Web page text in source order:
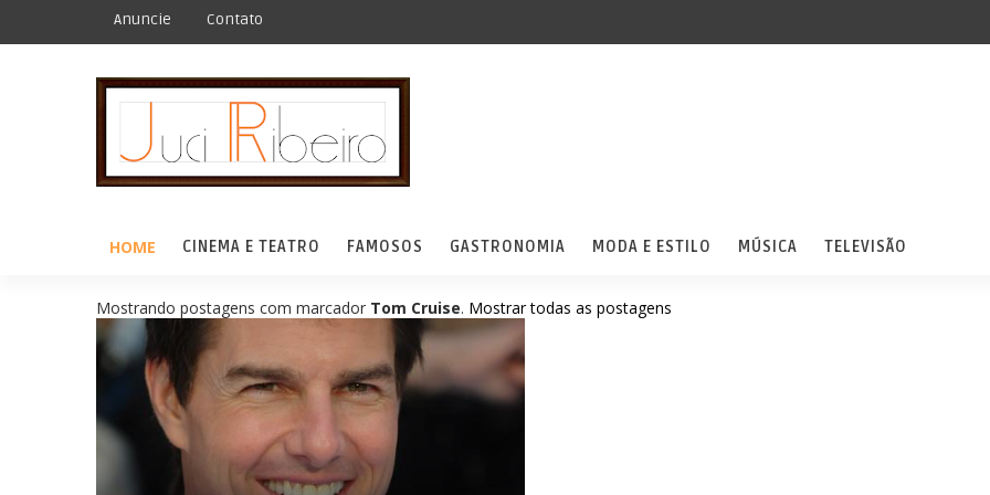
Anuncie Contato
HOME CINEMA E TEATRO FAMOSOS GASTRONOMIA MODA E ESTILO MÚSICA TELEVISÃO
Mostrando postagens com marcador Tom Cruise. Mostrar todas as postagens